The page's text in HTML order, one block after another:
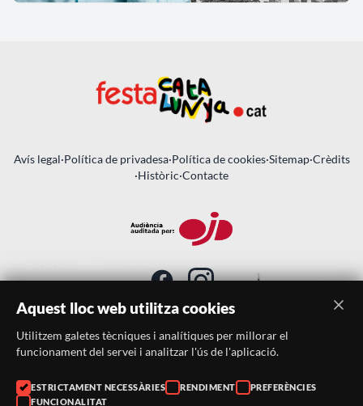
Avís legal·Política de privadesa·Política de cookies·Sitemap·Crèdits
·Històric·Contacte
SUBSCRIU-TE AL BUTLLETÍ
Telèfon:
938046359
Aquest lloc web utilitza cookies
Utilitzem galetes tècniques i analítiques per millorar el
funcionament del servei i analitzar l'ús de l'aplicació.
ESTRICTAMENT NECESSÀRIES RENDIMENT
PREFERÈNCIES
FUNCIONALITAT